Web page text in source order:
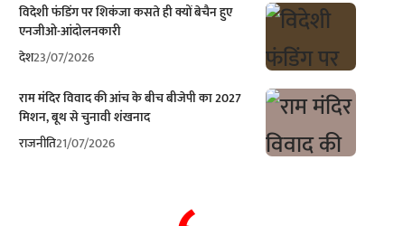
विदेशी फंडिंग पर शिकंजा कसते ही क्यों बेचैन हुए
एनजीओ-आंदोलनकारी
देश23/07/2026
राम मंदिर विवाद की आंच के बीच बीजेपी का 2027
मिशन, बूथ से चुनावी शंखनाद
राजनीति21/07/2026